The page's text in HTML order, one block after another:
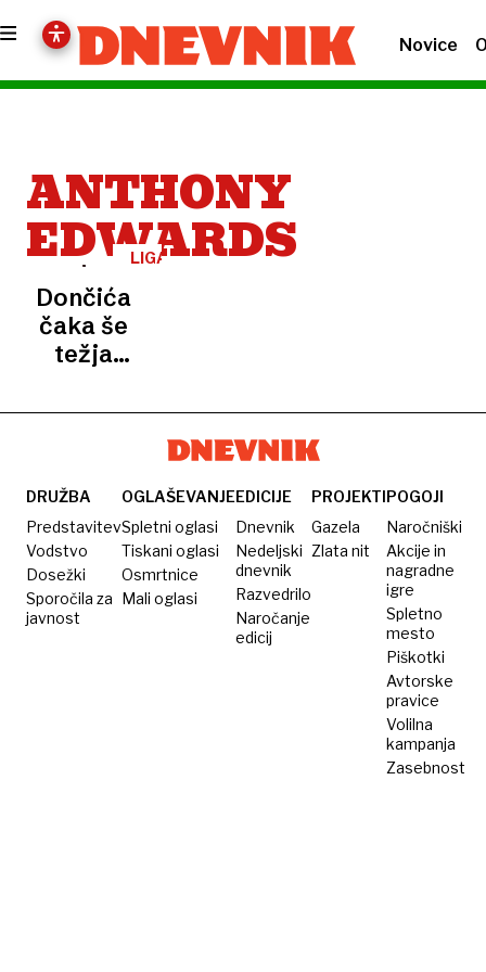
Novice
ANTHONY
EDWARDS
LIGA
Dončića
čaka še
težja
Minnesota
navezo
DRUŽBA
Predstavitev
Vodstvo
Dosežki
Sporočila za
javnost
OGLAŠEVANJE
Spletni oglasi
Tiskani oglasi
Osmrtnice
Mali oglasi
EDICIJE
Dnevnik
Nedeljski
dnevnik
Razvedrilo
Naročanje
edicij
PROJEKTI
Gazela
Zlata nit
POGOJI
Naročniški
Akcije in
nagradne
igre
Spletno
mesto
Piškotki
Avtorske
pravice
Volilna
kampanja
Zasebnost